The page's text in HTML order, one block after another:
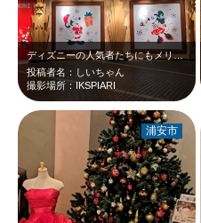
ディズニーの人気者たちにもメリクリ～☆カラフル～☆
投稿者名：しいちゃん
撮影場所：IKSPIARI
浦安市